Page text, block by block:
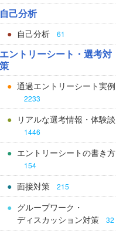
自己分析
自己分析 61
エントリーシート・選考対
策
通過エントリーシート実例
2233
リアルな選考情報・体験談
1446
エントリーシートの書き方
154
面接対策 215
グループワーク・
ディスカッション対策
32